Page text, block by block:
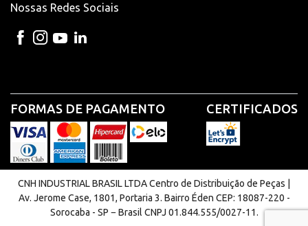
Nossas Redes Sociais
FORMAS DE PAGAMENTO CERTIFICADOS
CNH INDUSTRIAL BRASIL LTDA Centro de Distribuição de Peças |
Av. Jerome Case, 1801, Portaria 3. Bairro Éden CEP: 18087-220 -
Sorocaba - SP − Brasil CNPJ 01.844.555/0027-11.